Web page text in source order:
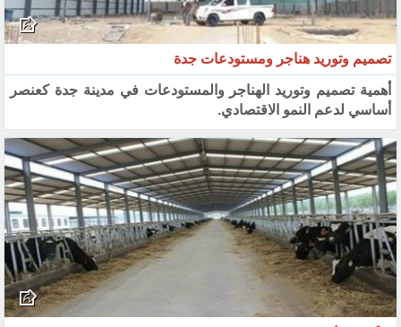
تصميم وتوريد هناجر ومستودعات جدة
أهمية تصميم وتوريد الهناجر والمستودعات في مدينة جدة كعنصر
أساسي لدعم النمو الاقتصادي.